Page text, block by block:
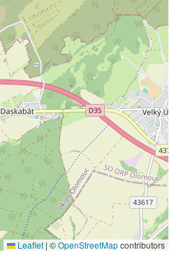
Leaflet | ©OpenStreetMapcontributors